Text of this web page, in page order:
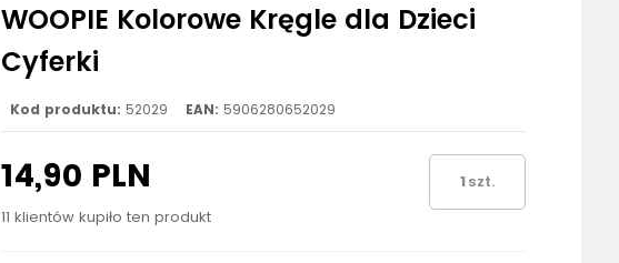
WOOPIE Kolorowe Kręgle dla Dzieci
Cyferki
Kod produktu: 52029 EAN: 5906280652029
14,90 PLN
11 klientów kupiło ten produkt
szt.